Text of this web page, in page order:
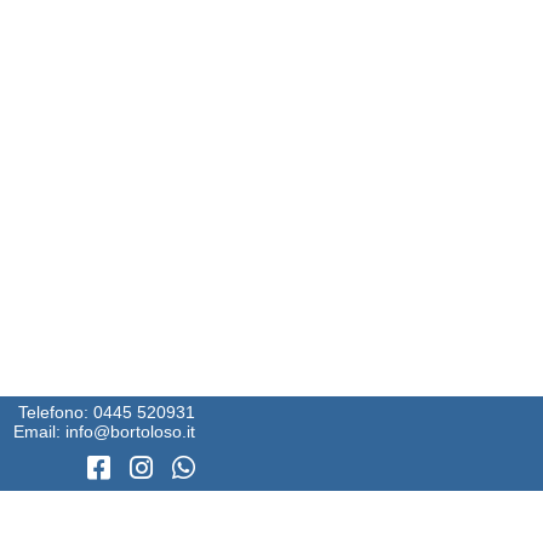
Telefono: 0445 520931
Email: info@bortoloso.it